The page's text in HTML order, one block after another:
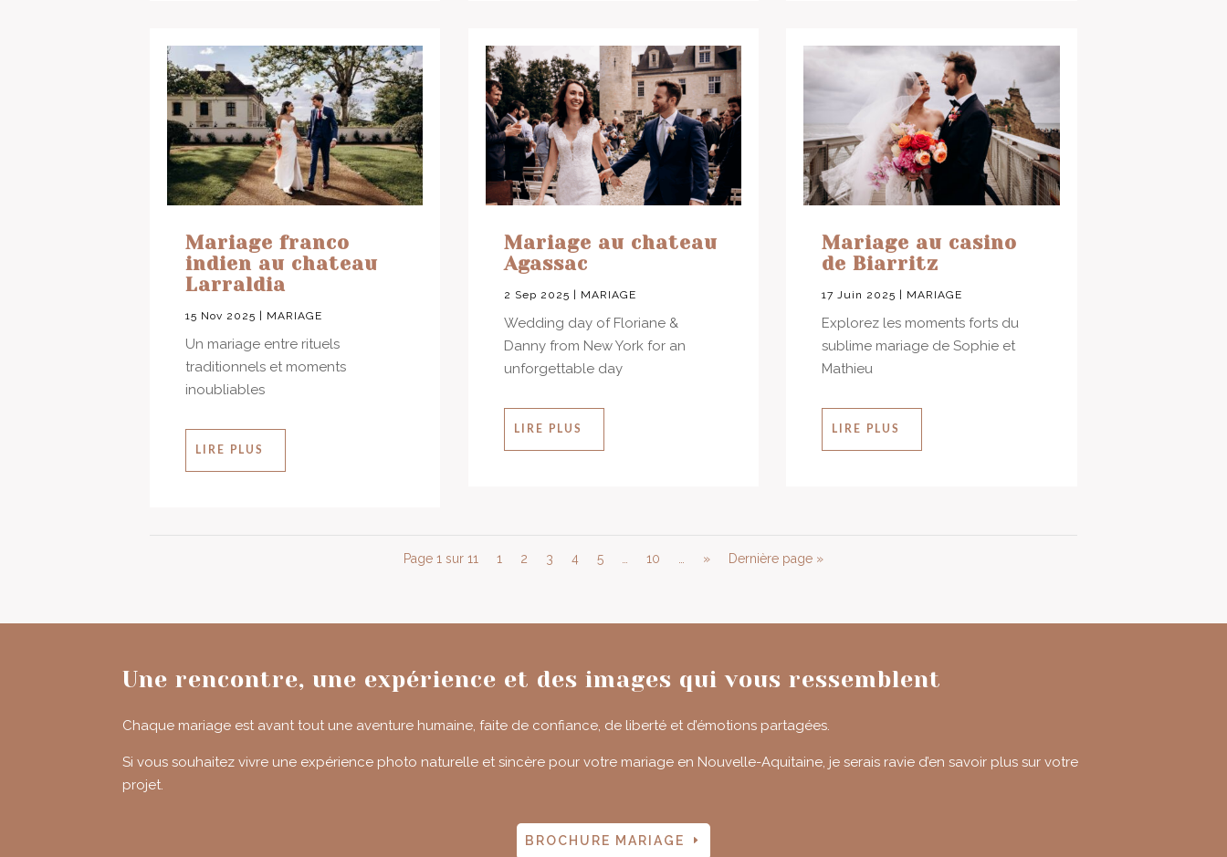
Mariage franco
indien au chateau
Larraldia
15 Nov 2025 MARIAGE
Un mariage entre rituels
traditionnels et moments
inoubliables
LIRE PLUS
Mariage au chateau
Agassac
2 Sep 2025 MARIAGE
Wedding day of Floriane &
Danny from New York for an
unforgettable day
LIRE PLUS
Mariage au casino
de Biarritz
17 Juin 2025 MARIAGE
Explorez les moments forts du
sublime mariage de Sophie et
Mathieu
LIRE PLUS
Page 1 sur 11 1 2 3 4 5 10 » Dernière page »
Une rencontre, une expérience et des images qui vous ressemblent
Chaque mariage est avant tout une aventure humaine, faite de confiance, de liberté et d’émotions partagées.
Si vous souhaitez vivre une expérience photo naturelle et sincère pour votre mariage en Nouvelle-Aquitaine, je serais ravie d’en savoir plus sur votre
projet.
BROCHURE MARIAGE